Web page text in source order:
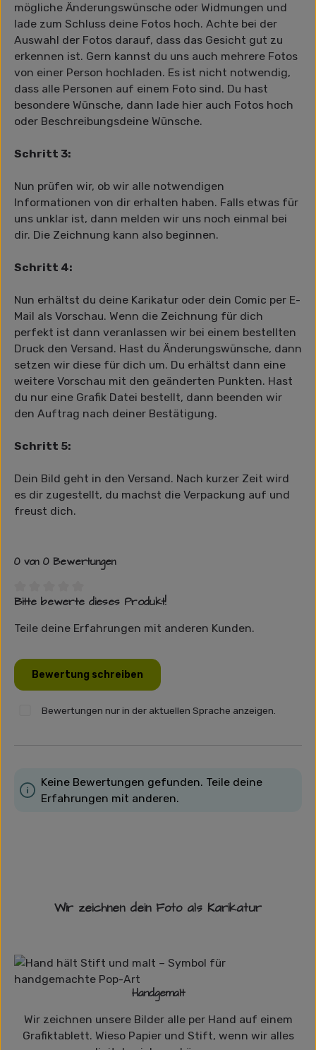
mögliche Änderungswünsche oder Widmungen und
lade zum Schluss deine Fotos hoch. Achte bei der
Auswahl der Fotos darauf, dass das Gesicht gut zu
erkennen ist. Gern kannst du uns auch mehrere Fotos
von einer Person hochladen. Es ist nicht notwendig,
dass alle Personen auf einem Foto sind. Du hast
besondere Wünsche, dann lade hier auch Fotos hoch
oder Beschreibungsdeine Wünsche.
Schritt 3:
Nun prüfen wir, ob wir alle notwendigen
Informationen von dir erhalten haben. Falls etwas für
uns unklar ist, dann melden wir uns noch einmal bei
dir. Die Zeichnung kann also beginnen.
Schritt 4:
Nun erhältst du deine Karikatur oder dein Comic per E-
Mail als Vorschau. Wenn die Zeichnung für dich
perfekt ist dann veranlassen wir bei einem bestellten
Druck den Versand. Hast du Änderungswünsche, dann
setzen wir diese für dich um. Du erhältst dann eine
weitere Vorschau mit den geänderten Punkten. Hast
du nur eine Grafik Datei bestellt, dann beenden wir
den Auftrag nach deiner Bestätigung.
Schritt 5:
Dein Bild geht in den Versand. Nach kurzer Zeit wird
es dir zugestellt, du machst die Verpackung auf und
freust dich.
0 von 0 Bewertungen
Durchschnittliche Bewertung von 0 von 5 Sternen
Bitte bewerte dieses Produkt!
Teile deine Erfahrungen mit anderen Kunden.
Bewertung schreiben
Bewertungen nur in der aktuellen Sprache anzeigen.
Keine Bewertungen gefunden. Teile deine
Erfahrungen mit anderen.
Wir zeichnen dein Foto als Karikatur
Handgemalt
Wir zeichnen unsere Bilder alle per Hand auf einem
Grafiktablett. Wieso Papier und Stift, wenn wir alles